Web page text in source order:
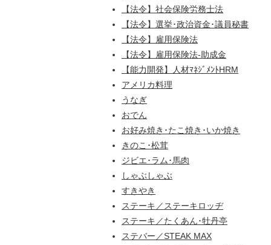
【法令】社会保険労務士法
【法令】選挙･政治資金･議員秘書
【法令】雇用保険法
【法令】雇用保険法-助成金
【能力開発】人材ﾏﾈｼﾞﾒﾝﾄHRM
アメリカ料理
うなぎ
おでん
お好み焼き･たこ焼き･いか焼き
きのこ･松茸
ジビエ･ラム･馬肉
しゃぶしゃぶ
すきやき
ステーキ／ステーキロッヂ
ステーキ／たくあん･牡丹亭
ステバー／STEAK MAX